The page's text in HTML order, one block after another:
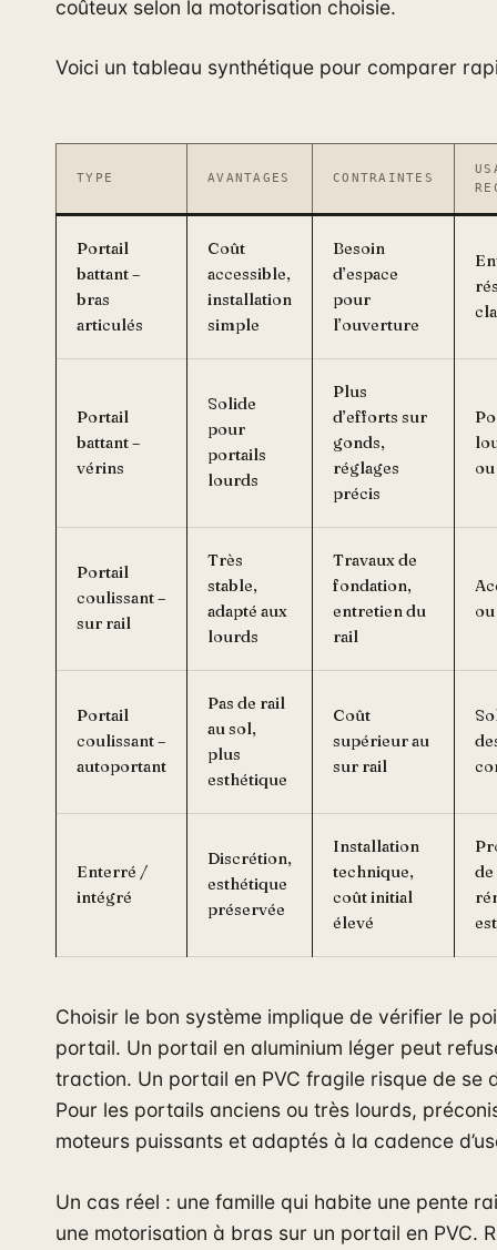
coûteux selon la motorisation choisie.
Voici un tableau synthétique pour comparer
TYPE AVANTAGES CONTRAINTES
Portail
battant –
bras
articulés
Coût
accessible,
installation
simple
Besoin
d’espace
pour
l’ouverture
Portail
battant –
vérins
Solide
pour
portails
lourds
Plus
d’efforts sur
gonds,
réglages
précis
Portail
coulissant –
sur rail
Très
stable,
adapté aux
lourds
Travaux de
fondation,
entretien du
rail
Portail
coulissant –
autoportant
Pas de rail
au sol,
plus
esthétique
Coût
supérieur au
sur rail
Enterré /
intégré
Discrétion,
esthétique
préservée
Installation
technique,
coût initial
élevé
de
Choisir le bon système implique de vérifier le
portail. Un portail en aluminium léger peut
traction. Un portail en PVC fragile risque de se
Pour les portails anciens ou très lourds,
moteurs puissants et adaptés à la cadence
Un cas réel : une famille qui habite une pente
une motorisation à bras sur un portail en PVC.